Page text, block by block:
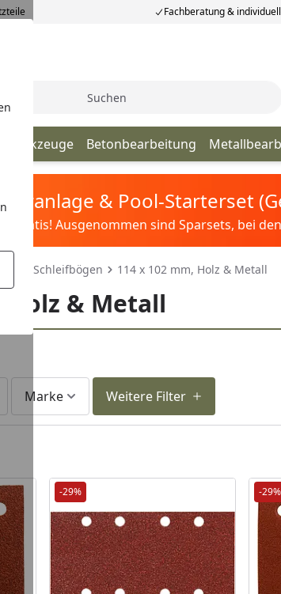
Fachberatung &
Betonbearbeitung
& Pool-Starterset
gratis! Ausgenommen sind Sparsets, bei
& Schleifbögen 114 x 102 mm, Holz & Metall
Holz & Metall
Marke Weitere Filter
-29% -29%